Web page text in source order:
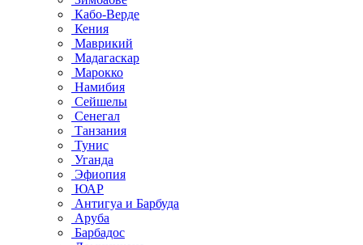
Кабо-Верде
Кения
Маврикий
Мадагаскар
Марокко
Намибия
Сейшелы
Сенегал
Танзания
Тунис
Уганда
Эфиопия
ЮАР
Антигуа и Барбуда
Аруба
Барбадос